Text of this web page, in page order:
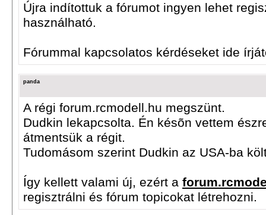
Újra indítottuk a fórumot ingyen lehet
használható.
Fórummal kapcsolatos kérdéseket ide
panda
A régi forum.rcmodell.hu megszünt.
Dudkin lekapcsolta. Én késõn vettem
átmentsük a régit.
Tudomásom szerint Dudkin az USA-ba
Így kellett valami új, ezért a
regisztrálni és fórum topicokat létrehozni.